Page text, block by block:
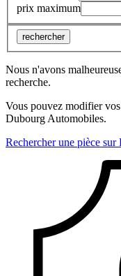
prix maximum
rechercher
Nous n'avons
recherche.
Vous pouvez modifier
Dubourg Automobiles.
Rechercher une pièce